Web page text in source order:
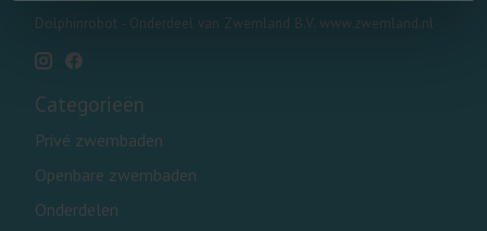
Dolphinrobot - Onderdeel van Zwemland B.V. www.zwemland.nl
Categorieën
Privé zwembaden
Openbare zwembaden
Onderdelen